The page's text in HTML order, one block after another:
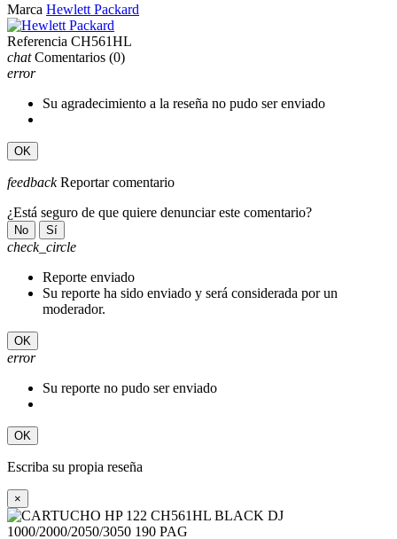
Marca Hewlett Packard
Referencia CH561HL
chat Comentarios (0)
error
Su agradecimiento a la reseña no pudo ser enviado
OK
feedback Reportar comentario
¿Está seguro de que quiere denunciar este comentario?
No Sí
check_circle
Reporte enviado
Su reporte ha sido enviado y será considerada por un
moderador.
OK
error
Su reporte no pudo ser enviado
OK
Escriba su propia reseña
×